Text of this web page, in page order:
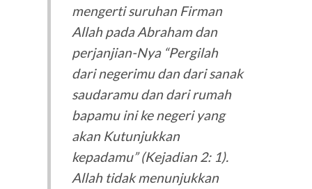
mengerti suruhan Firman
Allah pada Abraham dan
perjanjian-Nya “Pergilah
dari negerimu dan dari sanak
saudaramu dan dari rumah
bapamu ini ke negeri yang
akan Kutunjukkan
kepadamu” (Kejadian 2: 1).
Allah tidak menunjukkan